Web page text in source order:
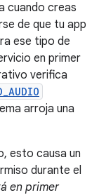
cuando creas
de que tu app
ese tipo de
en primer
verifica
arroja una
esto causa un
durante el
en primer